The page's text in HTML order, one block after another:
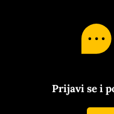
Prijavi se i